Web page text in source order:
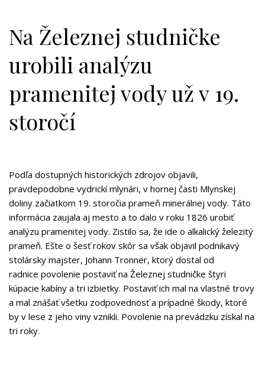
Na Železnej studničke
urobili analýzu
pramenitej vody už v 19.
storočí
Podľa dostupných historických zdrojov objavili,
pravdepodobne vydrickí mlynári, v hornej časti Mlynskej
doliny začiatkom 19. storočia prameň minerálnej vody. Táto
informácia zaujala aj mesto a to dalo v roku 1826 urobiť
analýzu pramenitej vody. Zistilo sa, že ide o alkalický železitý
prameň. Ešte o šesť rokov skôr sa však objavil podnikavý
stolársky majster, Johann Tronner, ktorý dostal od
radnice povolenie postaviť na Železnej studničke štyri
kúpacie kabíny a tri izbietky. Postaviť ich mal na vlastné trovy
a mal znášať všetku zodpovednosť a prípadné škody, ktoré
by v lese z jeho viny vznikli. Povolenie na prevádzku získal na
tri roky.